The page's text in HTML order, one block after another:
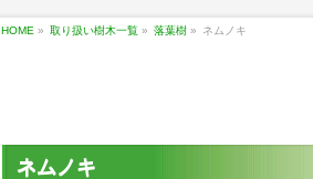
HOME » 取り扱い樹木一覧 » 落葉樹 » ネムノキ
ネムノキ